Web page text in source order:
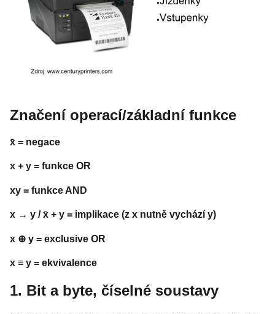
Značení operací/základní funkce
x̄ = negace
x + y = funkce OR
xy = funkce AND
x → y / x̄ + y = implikace (z x nutně vychází y)
x ⊕ y = exclusive OR
x ≡ y = ekvivalence
1. Bit a byte, číselné soustavy